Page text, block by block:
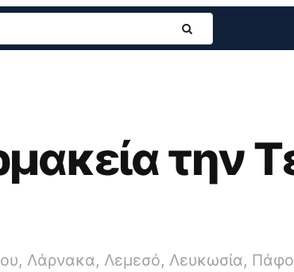
την
Λάρνακα, Λεμεσό, Λευκωσία, Πάφο